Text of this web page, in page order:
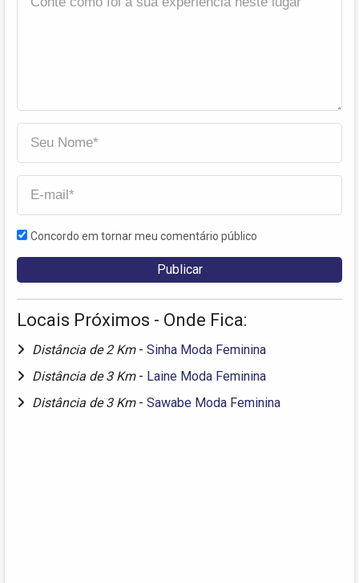
Concordo em tornar meu comentário público
Locais Próximos - Onde Fica:
Distância de 2 Km - Sinha Moda Feminina
Distância de 3 Km - Laine Moda Feminina
Distância de 3 Km - Sawabe Moda Feminina